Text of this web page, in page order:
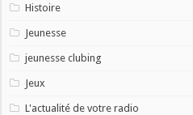
Histoire
Jeunesse
jeunesse clubing
Jeux
L'actualité de votre radio